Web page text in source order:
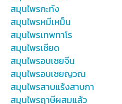
สมุนไพรกะทัง
สมุนไพรหมีเหม็น
สมุนไพรเทพทาโร
สมุนไพรเชียด
สมุนไพรอบเชยจีน
สมุนไพรอบเชยญวณ
สมุนไพรสาบแร้งสาบกา
สมุนไพรฤาษีผสมแล้ว